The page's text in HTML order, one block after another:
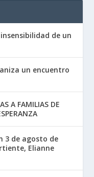
de un
un encuentro
A FAMILIAS DE
3 de agosto de
Elianne